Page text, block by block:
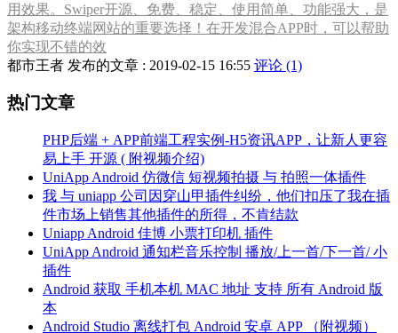
用效果。Swiper开源、免费、稳定、使用简单、功能强大，是
架构移动终端网站的重要选择！在开发混合APP时，可以帮助
你实现不错的效
都市王者 发布的文章 : 2019-02-15 16:55 评论 (1)
热门文章
PHP后端 + APP前端工程实例-H5资讯APP，让新人更容
易上手 开源 ( 附视频介绍)
UniApp Android 仿微信 短视频拍摄 与 拍照一体插件
我 与 uniapp 公司因穿山甲插件纠纷，他们扣压了我在插
件市场上销售其他插件的所得，不肯结款
Uniapp Android 佳博 小票打印机 插件
UniApp Android 通知栏音乐控制 播放/上一首/下一首/ 小
插件
Android 获取 手机本机 MAC 地址 支持 所有 Android 版
本
Android Studio 离线打包 Android 安卓 APP （附视频）